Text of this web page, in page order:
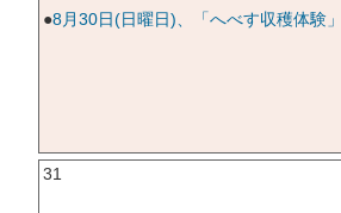
●8月30日(日曜日)、「へべす収穫体
31